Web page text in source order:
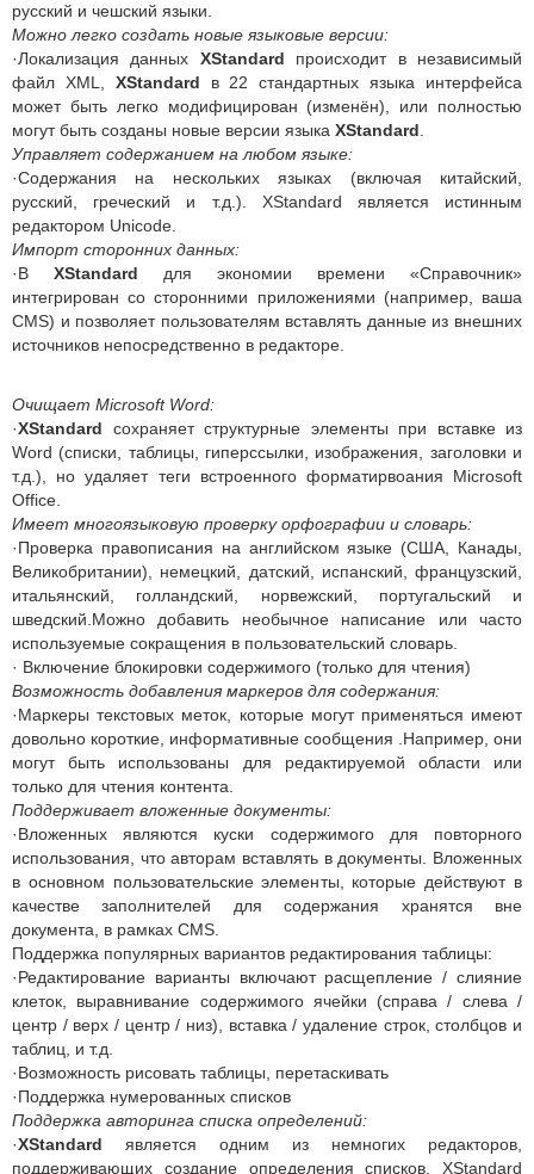
русский и чешский языки.
Можно легко создать новые языковые версии:
·Локализация данных XStandard происходит в независимый
файл XML, XStandard в 22 стандартных языка интерфейса
может быть легко модифицирован (изменён), или полностью
могут быть созданы новые версии языка XStandard
Управляет содержанием на любом языке:
·Содержания на нескольких языках (включая китайский,
русский, греческий и т.д.). XStandard является истинным
редактором Unicode.
Импорт сторонних данных:
·В XStandard для экономии времени «Справочник»
интегрирован со сторонними приложениями (например, ваша
CMS) и позволяет пользователям вставлять данные из внешних
источников непосредственно в редакторе.
Очищает Microsoft Word:
·XStandard сохраняет структурные элементы при вставке из
Word (списки, таблицы, гиперссылки, изображения, заголовки и
т.д.), но удаляет теги встроенного форматирвоания Microsoft
Office.
Имеет многоязыковую проверку орфографии и словарь:
·Проверка правописания на английском языке (США, Канады,
Великобритании), немецкий, датский, испанский, французский,
итальянский, голландский, норвежский, португальский и
шведский.Можно добавить необычное написание или часто
используемые сокращения в пользовательский словарь.
· Включение блокировки содержимого (только для чтения)
Возможность добавления маркеров для содержания:
·Маркеры текстовых меток, которые могут применяться имеют
довольно короткие, информативные сообщения .Например, они
могут быть использованы для редактируемой области или
только для чтения контента.
Поддерживает вложенные документы:
·Вложенных являются куски содержимого для повторного
использования, что авторам вставлять в документы. Вложенных
в основном пользовательские элементы, которые действуют в
качестве заполнителей для содержания хранятся вне
документа, в рамках CMS.
Поддержка популярных вариантов редактирования таблицы:
·Редактирование варианты включают расщепление / слияние
клеток, выравнивание содержимого ячейки (справа / слева /
центр / верх / центр / низ), вставка / удаление строк, столбцов и
таблиц, и т.д.
·Возможность рисовать таблицы, перетаскивать
·Поддержка нумерованных списков
Поддержка авторинга списка определений:
·XStandard является одним из немногих редакторов,
поддерживающих создание определения списков. XStandard